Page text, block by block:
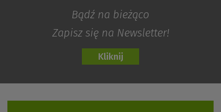
Bądź na bieżąco
Zapisz się na Newsletter!